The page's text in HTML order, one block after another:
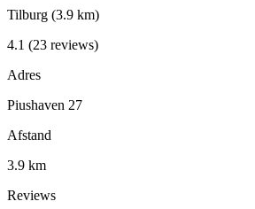
Tilburg (3.9 km)
4.1 (23 reviews)
Adres
Piushaven 27
Afstand
3.9 km
Reviews